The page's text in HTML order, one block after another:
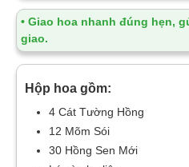
• Giao hoa nhanh đúng hẹn,
giao.
Hộp hoa gồm:
4 Cát Tường Hồng
12 Mõm Sói
30 Hồng Sen Mới